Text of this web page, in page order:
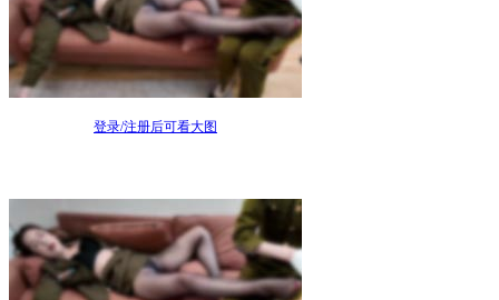
登录/注册后可看大图